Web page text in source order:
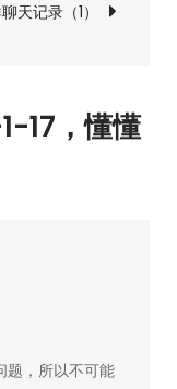
天记录（1）
17，懂懂
题，所以不可能